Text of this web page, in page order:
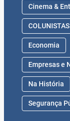
Cinema &
COLUNISTAS
Economia
Empresas e
Na História
Segurança